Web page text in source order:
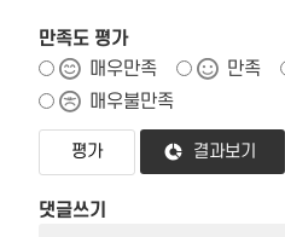
만족도 평가
매우만족
만족
매우불만족
결과보기
댓글쓰기